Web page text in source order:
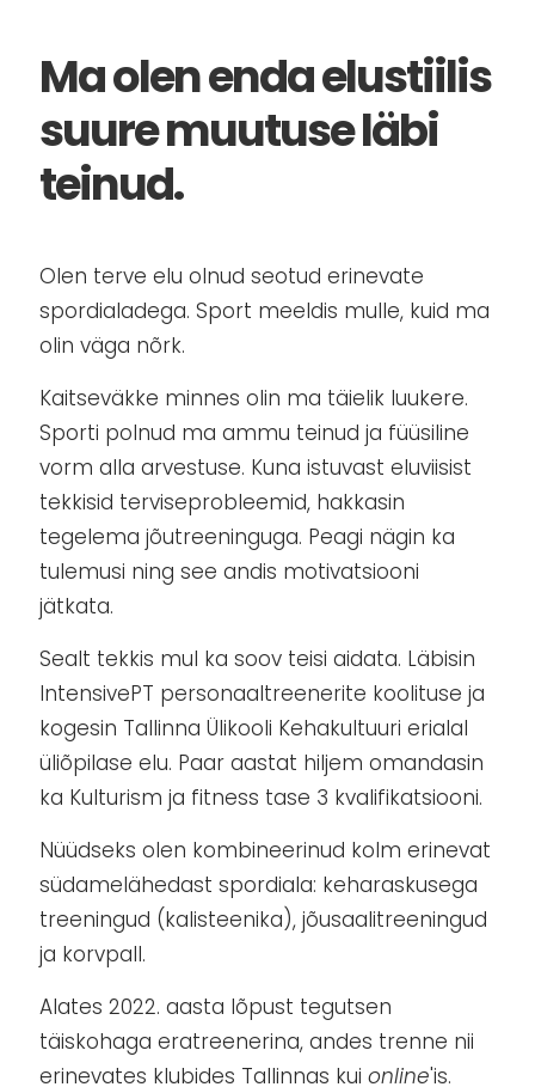
Ma olen enda elustiilis
suure muutuse läbi
teinud.
Olen terve elu olnud seotud erinevate
spordialadega. Sport meeldis mulle, kuid ma
olin väga nõrk.
Kaitseväkke minnes olin ma täielik luukere.
Sporti polnud ma ammu teinud ja füüsiline
vorm alla arvestuse. Kuna istuvast eluviisist
tekkisid terviseprobleemid, hakkasin
tegelema jõutreeninguga. Peagi nägin ka
tulemusi ning see andis motivatsiooni
jätkata.
Sealt tekkis mul ka soov teisi aidata. Läbisin
IntensivePT personaaltreenerite koolituse ja
kogesin Tallinna Ülikooli Kehakultuuri erialal
üliõpilase elu. Paar aastat hiljem omandasin
ka Kulturism ja fitness tase 3 kvalifikatsiooni.
Nüüdseks olen kombineerinud kolm erinevat
südamelähedast spordiala: keharaskusega
treeningud (kalisteenika), jõusaalitreeningud
ja korvpall.
Alates 2022. aasta lõpust tegutsen
täiskohaga eratreenerina, andes trenne nii
erinevates klubides Tallinnas kui online'is.